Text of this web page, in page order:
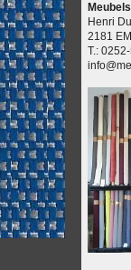
Henri
2181
T.: